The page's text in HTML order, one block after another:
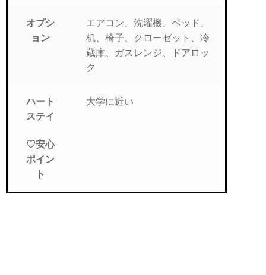
オプシ
ョン
エアコン、洗濯機、ベッド、
机、椅子、クローゼット、冷
蔵庫、ガスレンジ、ドアロッ
ク
ハート
ステイ
♡安心
ポイン
ト
大学に近い